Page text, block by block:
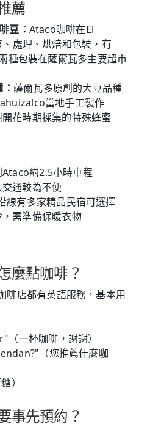
薦
豆： Ataco咖啡在El
處理、烘焙和包裝，有
種包裝在薩爾瓦多主要超市
薩爾瓦多原創的大豆品種
當地手工製作
花時期採集的特殊蜂蜜
約2.5小時車程
通較為不便
線有多家精品民宿可選擇
需準備保暖衣物
麼點咖啡？
啡店都有英語服務，基本用
一杯咖啡，謝謝）
（您推薦什麼咖
）
事先預約？